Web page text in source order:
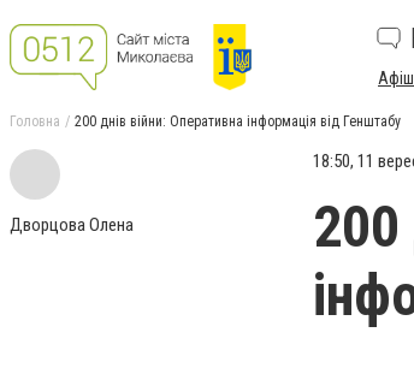
Головна 200 днів війни: Оперативна інформація від Генштабу
Дворцова Олена
18:50, 11
200